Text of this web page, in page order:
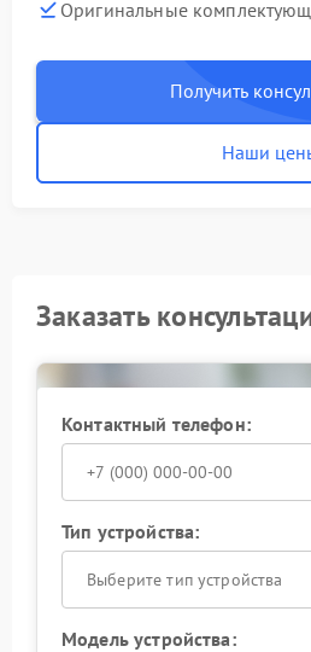
Оригинальные
Получить
Наши
Заказать
Контактный телефон:
Тип устройства:
Выберите тип устройства
Модель устройства: